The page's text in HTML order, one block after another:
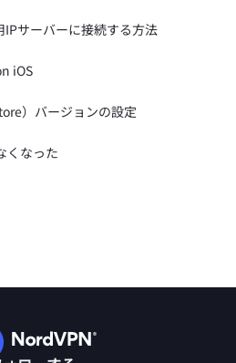
サーバーに接続する方法
iOS
）バージョンの設定
くなった